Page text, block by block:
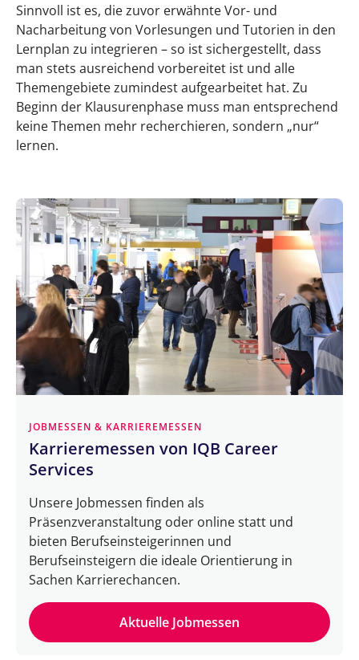
Sinnvoll ist es, die zuvor erwähnte Vor- und
Nacharbeitung von Vorlesungen und Tutorien in den
Lernplan zu integrieren – so ist sichergestellt, dass
man stets ausreichend vorbereitet ist und alle
Themengebiete zumindest aufgearbeitet hat. Zu
Beginn der Klausurenphase muss man entsprechend
keine Themen mehr recherchieren, sondern „nur“
lernen.
JOBMESSEN & KARRIEREMESSEN
Karrieremessen von IQB Career
Services
Unsere Jobmessen finden als
Präsenzveranstaltung oder online statt und
bieten Berufseinsteigerinnen und
Berufseinsteigern die ideale Orientierung in
Sachen Karrierechancen.
Aktuelle Jobmessen